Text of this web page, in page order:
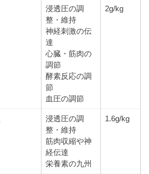
浸透圧の調
整・維持
神経刺激の伝
達
心臓・筋肉の
調節
酵素反応の調
節
血圧の調節
2g/kg
浸透圧の調
整・維持
筋肉収縮や神
経伝達
栄養素の九州
1.6g/kg